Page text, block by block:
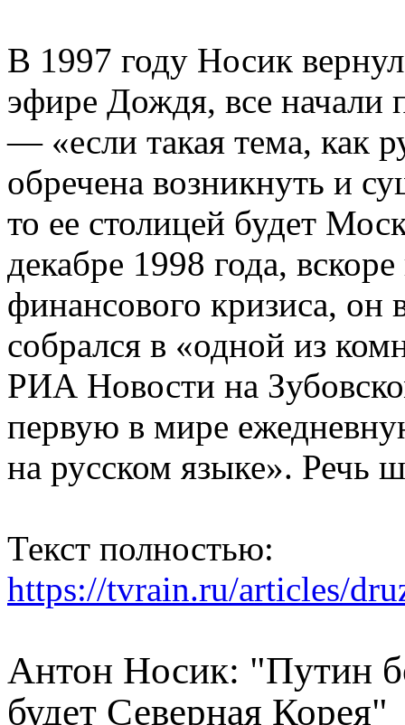
В 1997 году Носик
эфире Дождя, все начали
— «если такая тема, как
обречена возникнуть и
то ее столицей будет
декабре 1998 года,
финансового кризиса,
собрался в «одной из
РИА Новости на
первую в мире
на русском языке». Речь
Текст полностью:
https://tvrain.ru/articles/
Антон Носик: "Путин
будет Северная Корея"